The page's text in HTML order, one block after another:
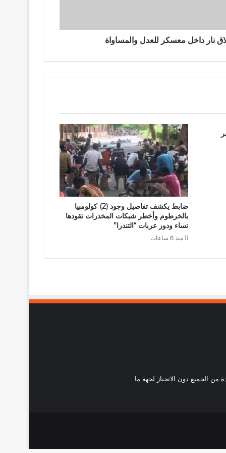
نار داخل معسكر للعدل والمساواة
ضابط يكشف تفاصيل وجود (2) كولومبيا
بالخرطوم وأخطر شبكات المخدرات تقودها
نساء ودور عربات “التندرا”
منذ 6 ساعات
من الجميع دون الانحياز لجهة ما